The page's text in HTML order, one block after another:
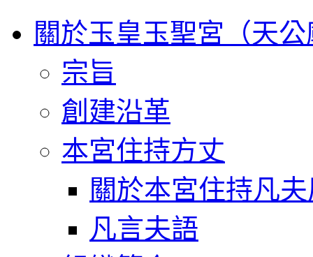
關於玉皇玉聖宮（天
宗旨
創建沿革
本宮住持方丈
關於本宮住持凡
凡言夫語